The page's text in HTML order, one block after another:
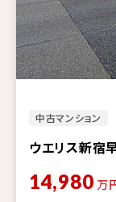
中古マンション
ウエリス新宿
14,980 万